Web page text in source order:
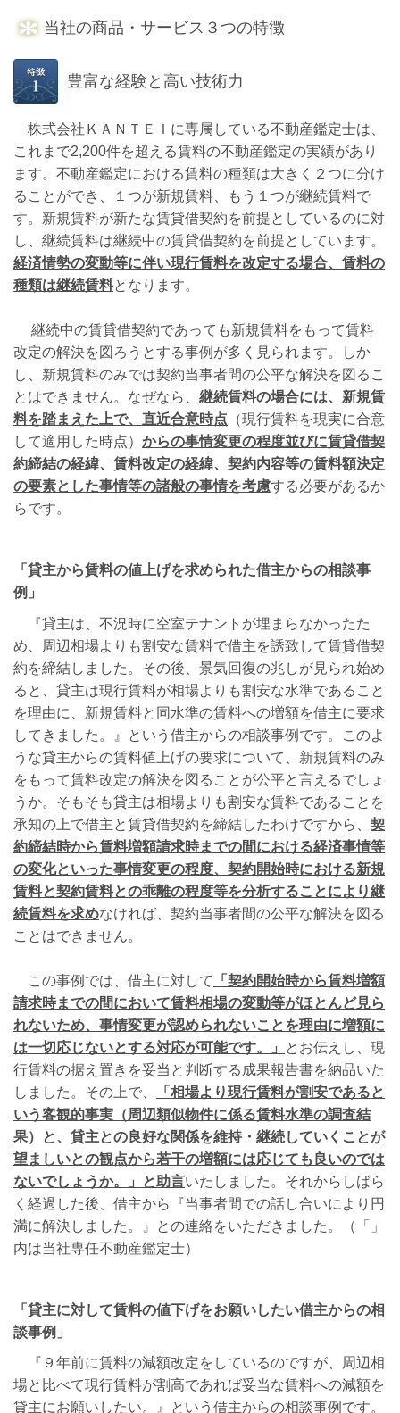
当社の商品・サービス３つの特徴
豊富な経験と高い技術力
株式会社ＫＡＮＴＥＩに専属している不動産鑑定士は、
これまで2,200件を超える賃料の不動産鑑定の実績があり
ます。不動産鑑定における賃料の種類は大きく２つに分け
ることができ、１つが新規賃料、もう１つが継続賃料で
す。新規賃料が新たな賃貸借契約を前提としているのに対
し、継続賃料は継続中の賃貸借契約を前提としています。
経済情勢の変動等に伴い現行賃料を改定する場合、賃料の
種類は継続賃料となります。
継続中の賃貸借契約であっても新規賃料をもって賃料
改定の解決を図ろうとする事例が多く見られます。しか
し、新規賃料のみでは契約当事者間の公平な解決を図るこ
とはできません。なぜなら、 継続賃料の場合には、新規賃
料を踏まえた上で、直近合意時点 （現行賃料を現実に合意
して適用した時点） からの事情変更の程度並びに賃貸借契
約締結の経緯、賃料改定の経緯、契約内容等の賃料額決定
の要素とした事情等の諸般の事情を考慮する必要があるか
らです。
「貸主から賃料の値上げを求められた借主からの相談事
例」
『貸主は、不況時に空室テナントが埋まらなかったた
め、周辺相場よりも割安な賃料で借主を誘致して賃貸借契
約を締結しました。その後、景気回復の兆しが見られ始め
ると、貸主は現行賃料が相場よりも割安な水準であること
を理由に、新規賃料と同水準の賃料への増額を借主に要求
してきました。』という借主からの相談事例です。このよ
うな貸主からの賃料値上げの要求について、新規賃料のみ
をもって賃料改定の解決を図ることが公平と言えるでしょ
うか。そもそも貸主は相場よりも割安な賃料であることを
承知の上で借主と賃貸借契約を締結したわけですから、 契
約締結時から賃料増額請求時までの間における経済事情等
の変化といった事情変更の程度、契約開始時における新規
賃料と契約賃料との乖離の程度等を分析することにより継
続賃料を求めなければ、契約当事者間の公平な解決を図る
ことはできません。
この事例では、借主に対して
「契約開始時から賃料増額
請求時までの間において賃料相場の変動等がほとんど見ら
れないため、事情変更が認められないことを理由に増額に
は一切応じないとする対応が可能です。」
とお伝えし、現
行賃料の据え置きを妥当と判断する成果報告書を納品いた
しました。その上で、
「相場より現行賃料が割安であると
いう客観的事実（周辺類似物件に係る賃料水準の調査結
果）と、貸主との良好な関係を維持・継続していくことが
望ましいとの観点から若干の増額には応じても良いのでは
ないでしょうか。」と助言いたしました。それからしばら
く経過した後、借主から『当事者間での話し合いにより円
満に解決しました。』との連絡をいただきました。（「」
内は当社専任不動産鑑定士）
「貸主に対して賃料の値下げをお願いしたい借主からの相
談事例」
『９年前に賃料の減額改定をしているのですが、周辺相
場と比べて現行賃料が割高であれば妥当な賃料への減額を
貸主にお願いしたい。』という借主からの相談事例です。